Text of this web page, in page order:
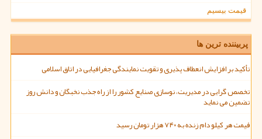
قیمت بیسیم
پربیننده ترین ها
تأکید بر افزایش انعطاف پذیری و تقویت نمایندگی جغرافیایی در اتاق اسلامی
تخصص گرایی در مدیریت، نوسازی صنایع کشور را از راه جذب نخبگان و دانش روز
تضمین می نماید
قیمت هر کیلو دام زنده به ۷۴۰ هزار تومان رسید